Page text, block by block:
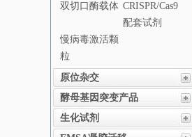
双切口酶载体 CRISPR/Cas9
配套试剂
慢病毒激活颗
粒
原位杂交
酵母基因突变产品
生化试剂